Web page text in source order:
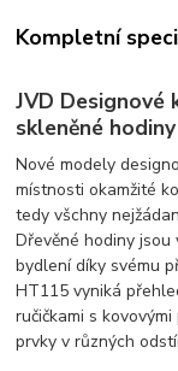
Kompletní
JVD
skleněné
Nové modely
místnosti okamžité
tedy všchny
Dřevěné hodiny jsou
bydlení díky svému
HT115 vyniká
ručičkami s
prvky v různých